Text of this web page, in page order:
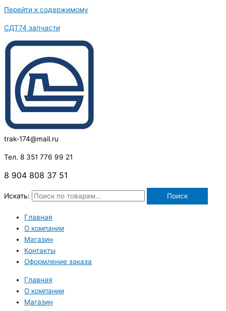
Перейти к содержимому
СДТ74 запчасти
trak-174@mail.ru
Тел. 8 351 776 99 21
8 904 808 37 51
Искать: Поиск
Главная
О компании
Магазин
Контакты
Оформление заказа
Главная
О компании
Магазин